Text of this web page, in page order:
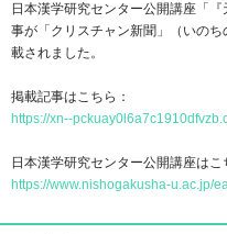
日本漢学研究センター公開講座「
事が「クリスチャン新聞」（いの
載されました。
掲載記事はこちら：
https://xn--
日本漢学研究センター公開講座はこ
https://www.nishogakusha-u.ac.jp/